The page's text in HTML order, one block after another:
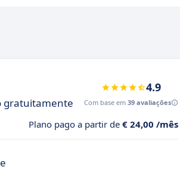
gratuitamente
4.9
Com base em 39 avaliações
Plano pago a partir de € 24,00 /mês